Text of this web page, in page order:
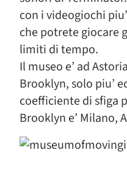
con i videogiochi
che potrete giocare
limiti di tempo.
Il museo e’ ad
Brooklyn, solo piu’
coefficiente di sfiga
Brooklyn e’ Milano,